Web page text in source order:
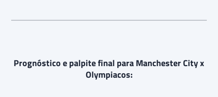
Prognóstico e palpite final para Manchester City x
Olympiacos: